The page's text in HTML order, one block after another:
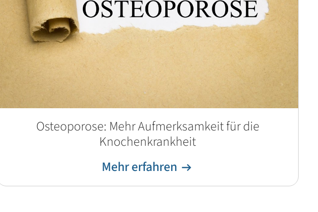
Osteoporose: Mehr Aufmerksamkeit für die
Knochenkrankheit
Mehr erfahren